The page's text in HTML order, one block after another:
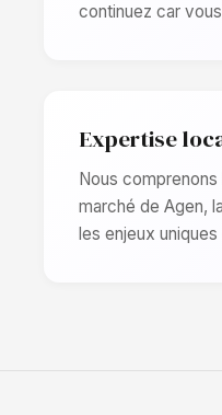
continuez car
Expertise
Nous
marché de Agen,
les enjeux